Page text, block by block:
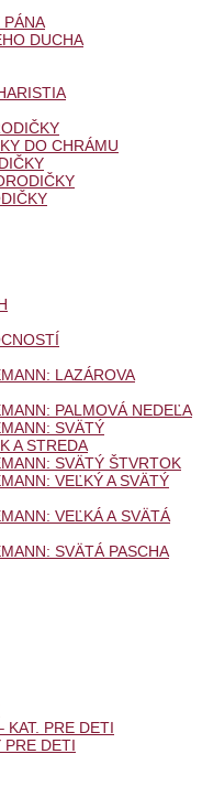
PÁNA
DUCHA
DO CHRÁMU
LAZÁROVA
PALMOVÁ NEDEĽA
SVÄTÝ
A STREDA
SVÄTÝ ŠTVRTOK
VEĽKÝ A SVÄTÝ
VEĽKÁ A SVÄTÁ
SVÄTÁ PASCHA
KAT. PRE DETI
PRE DETI